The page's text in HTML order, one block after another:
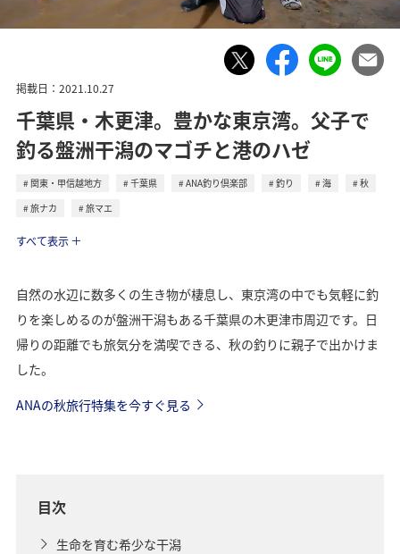
掲載日：2021.10.27
千葉県・木更津。豊かな東京湾。父子で
釣る盤洲干潟のマゴチと港のハゼ
関東・甲信越地方 千葉県 ANA釣り倶楽部 釣り 海
秋
旅ナカ
旅マエ
すべて表示
自然の水辺に数多くの生き物が棲息し、東京湾の中でも気軽に釣
りを楽しめるのが盤洲干潟もある千葉県の木更津市周辺です。日
帰りの距離でも旅気分を満喫できる、秋の釣りに親子で出かけま
した。
ANAの秋旅行特集を今すぐ見る
目次
生命を育む希少な干潟